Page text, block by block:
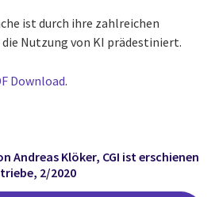
ist durch ihre zahlreichen
Nutzung von KI prädestiniert.
Download.
Andreas Klöker, CGI ist erschienen
2/2020